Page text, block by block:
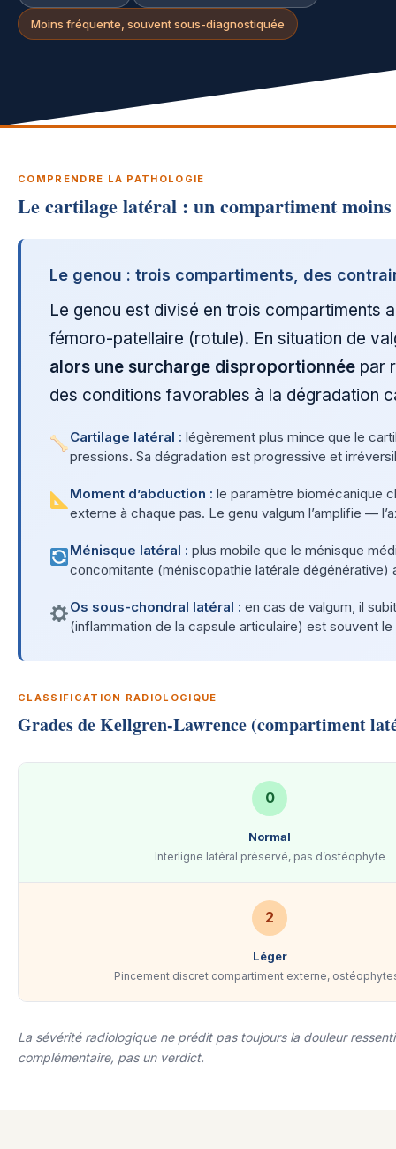
Moins fréquente, souvent sous-diagnostiquée
COMPRENDRE LA PATHOLOGIE
Le cartilage latéral : un compartiment
Le genou : trois compartiments, des
Le genou est divisé en trois compartiments
fémoro-patellaire (rotule). En situation de
alors une surcharge disproportionnée par
des conditions favorables à la dégradation
Cartilage latéral : légèrement plus mince que le
pressions. Sa dégradation est progressive et
Moment d’abduction : le paramètre biomécanique
externe à chaque pas. Le genu valgum l’amplifie —
Ménisque latéral : plus mobile que le ménisque
concomitante (méniscopathie latérale
Os sous-chondral latéral : en cas de valgum, il
(inflammation de la capsule articulaire) est souvent
CLASSIFICATION RADIOLOGIQUE
Grades de Kellgren-Lawrence (compartiment
0
Normal
Interligne latéral préservé, pas d’ostéophyte
2
Léger
Pincement discret compartiment externe,
La sévérité radiologique ne prédit pas toujours la douleur
complémentaire, pas un verdict.